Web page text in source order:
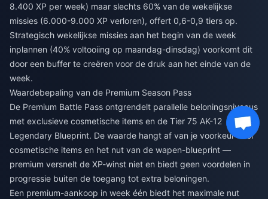
8.400 XP per week) maar slechts 60% van de wekelijkse
missies (6.000-9.000 XP verloren), offert 0,6-0,9 tiers op.
Strategisch wekelijkse missies aan het begin van de week
inplannen (40% voltooiing op maandag-dinsdag) voorkomt dit
door een buffer te creëren voor de druk aan het einde van de
week.
Waardebepaling van de Premium Season Pass
De Premium Battle Pass ontgrendelt parallelle beloningsniveaus
met exclusieve cosmetische items en de Tier 75 AK-12
Legendary Blueprint. De waarde hangt af van je voorkeur voor
cosmetische items en het nut van de wapen-blueprint —
premium versnelt de XP-winst niet en biedt geen voordelen in
progressie buiten de toegang tot extra beloningen.
Een premium-aankoop in week één biedt het maximale nut